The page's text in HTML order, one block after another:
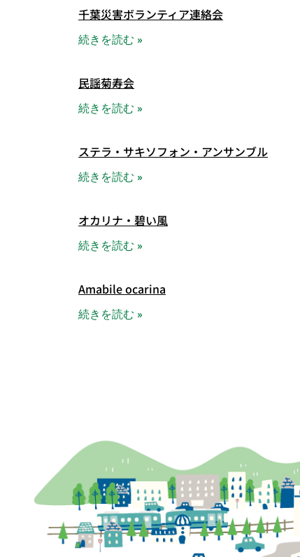
千葉災害ボランティア連絡会
続きを読む »
民謡菊寿会
続きを読む »
ステラ・サキソフォン・アンサンブル
続きを読む »
オカリナ・碧い風
続きを読む »
Amabile ocarina
続きを読む »